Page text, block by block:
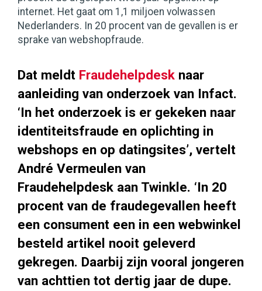
internet. Het gaat om 1,1 miljoen volwassen
Nederlanders. In 20 procent van de gevallen is er
sprake van webshopfraude.
Dat meldt Fraudehelpdesk naar
aanleiding van onderzoek van Infact.
‘In het onderzoek is er gekeken naar
identiteitsfraude en oplichting in
webshops en op datingsites’, vertelt
André Vermeulen van
Fraudehelpdesk aan Twinkle. ‘In 20
procent van de fraudegevallen heeft
een consument een in een webwinkel
besteld artikel nooit geleverd
gekregen. Daarbij zijn vooral jongeren
van achttien tot dertig jaar de dupe.